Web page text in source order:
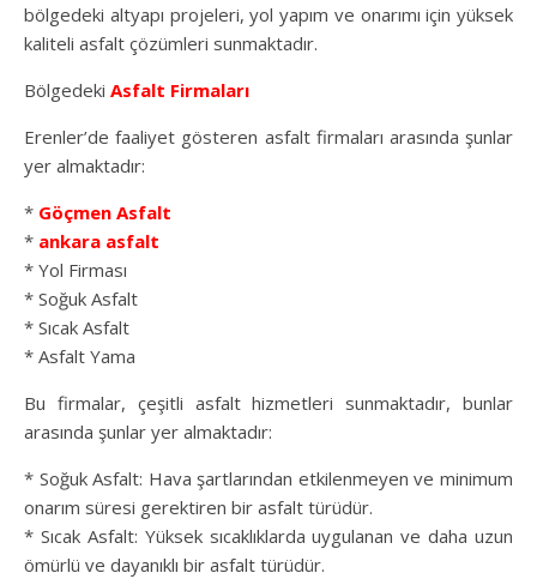
bölgedeki altyapı projeleri, yol yapım ve onarımı için yüksek
kaliteli asfalt çözümleri sunmaktadır.
Bölgedeki Asfalt Firmaları
Erenler’de faaliyet gösteren asfalt firmaları arasında şunlar
yer almaktadır:
* Göçmen Asfalt
* ankara asfalt
* Yol Firması
* Soğuk Asfalt
* Sıcak Asfalt
* Asfalt Yama
Bu firmalar, çeşitli asfalt hizmetleri sunmaktadır, bunlar
arasında şunlar yer almaktadır:
* Soğuk Asfalt: Hava şartlarından etkilenmeyen ve minimum
onarım süresi gerektiren bir asfalt türüdür.
* Sıcak Asfalt: Yüksek sıcaklıklarda uygulanan ve daha uzun
ömürlü ve dayanıklı bir asfalt türüdür.